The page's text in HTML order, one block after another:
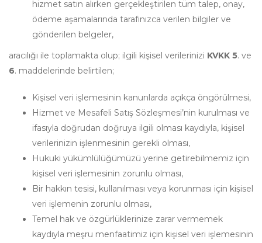
hizmet satın alırken gerçekleştirilen tüm talep, onay,
ödeme aşamalarında tarafınızca verilen bilgiler ve
gönderilen belgeler,
aracılığı ile toplamakta olup; ilgili kişisel verilerinizi KVKK 5. ve
6. maddelerinde belirtilen;
Kişisel veri işlemesinin kanunlarda açıkça öngörülmesi,
Hizmet ve Mesafeli Satış Sözleşmesi’nin kurulması ve
ifasıyla doğrudan doğruya ilgili olması kaydıyla, kişisel
verilerinizin işlenmesinin gerekli olması,
Hukuki yükümlülüğümüzü yerine getirebilmemiz için
kişisel veri işlemesinin zorunlu olması,
Bir hakkın tesisi, kullanılması veya korunması için kişisel
veri işlemenin zorunlu olması,
Temel hak ve özgürlüklerinize zarar vermemek
kaydıyla meşru menfaatimiz için kişisel veri işlemesinin